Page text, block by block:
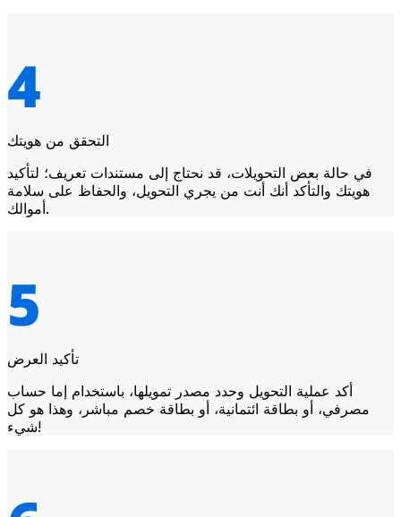
التحقق من هويتك
في حالة بعض التحويلات، قد نحتاج إلى مستندات تعريف؛ لتأكيد
هويتك والتأكد أنك أنت من يجري التحويل، والحفاظ على سلامة
أموالك.
تأكيد العرض
أكد عملية التحويل وحدد مصدر تمويلها، باستخدام إما حساب
مصرفي، أو بطاقة ائتمانية، أو بطاقة خصم مباشر، وهذا هو كل
شيء!